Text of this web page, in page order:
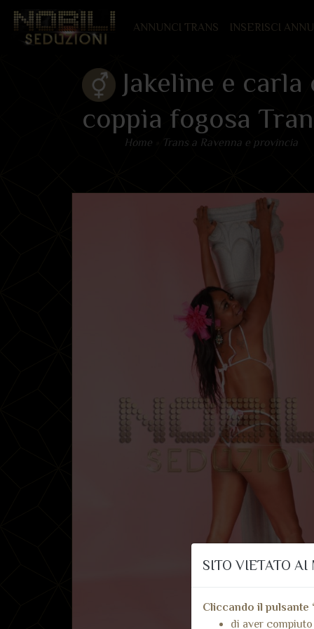
ANNUNCI TRANS (CURRENT)
INSERISCI
Jakeline e
coppia fogosa
Home Trans a Ravenna e provincia
SITO VIETATO AI
Cliccando il pulsante
di aver